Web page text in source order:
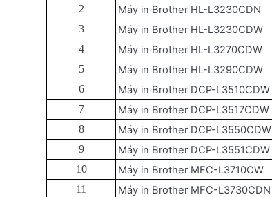
2 Máy in Brother HL-L3230CDN
3 Máy in Brother HL-L3230CDW
4 Máy in Brother HL-L3270CDW
5 Máy in Brother HL-L3290CDW
6 Máy in Brother DCP-L3510CDW
7 Máy in Brother DCP-L3517CDW
8 Máy in Brother DCP-L3550CDW
9 Máy in Brother DCP-L3551CDW
10 Máy in Brother MFC-L3710CW
11 Máy in Brother MFC-L3730CDN